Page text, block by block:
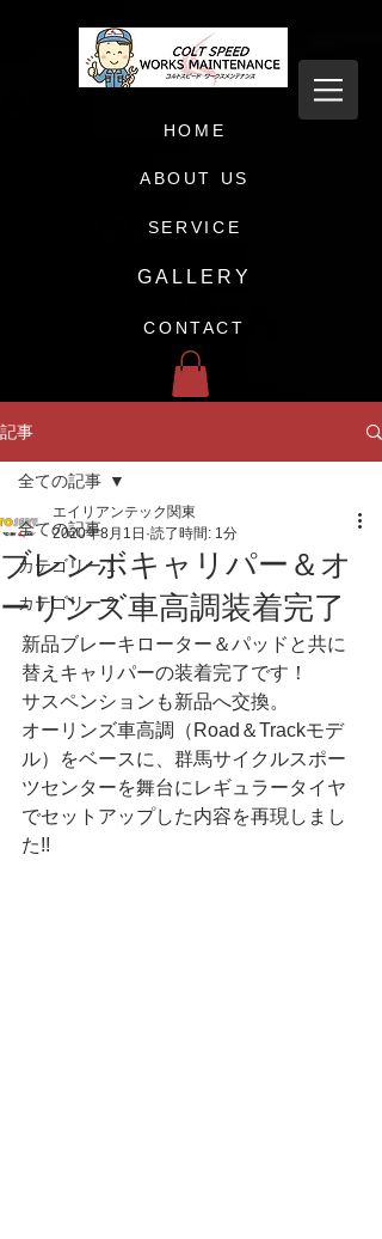
HOME
ABOUT US
SERVICE
GALLERY
CONTACT
記事
全ての記事
カテゴリー 1
カテゴリー 2
全ての記事
ブレンボキャリパー＆オ
ーリンズ車高調装着完了
エイリアンテック関東
2020年8月1日 読了時間: 1分
新品ブレーキローター＆パッドと共に
替えキャリパーの装着完了です！
サスペンションも新品へ交換。
オーリンズ車高調（Road＆Trackモデ
ル）をベースに、群馬サイクルスポー
ツセンターを舞台にレギュラータイヤ
でセットアップした内容を再現しまし
た!!